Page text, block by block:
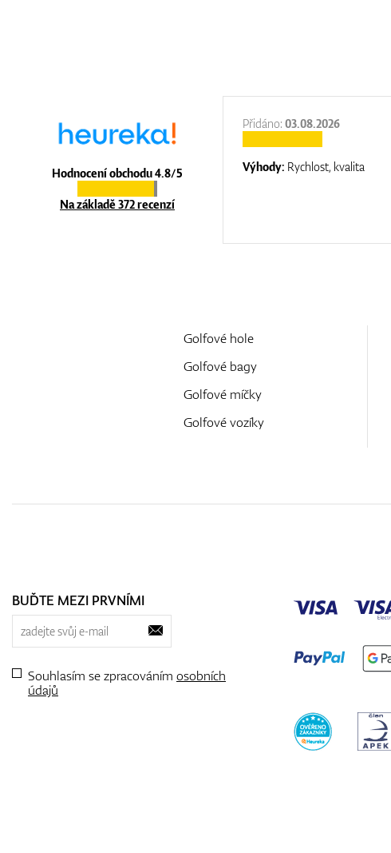
Hodnocení obchodu 4.8/5
Na základě 372 recenzí
Přidáno:03.08.2026
Výhody: Rychlost, kvalita
Golfové hole
Golfové bagy
Golfové míčky
Golfové vozíky
BUĎTE MEZI PRVNÍMI
Souhlasím se zpracováním osobních
údajů